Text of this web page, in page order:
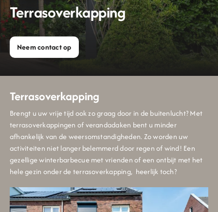
Projecten
Terrasoverkapping
Neem contact op
Terrasoverkapping
Brengt u uw vrije tijd ook zo graag door in de buitenlucht? Met
terrasoverkappingen of verandadaken bent u minder
afhankelijk van de weersomstandigheden. Zo worden uw
activiteiten niet langer belemmerd door regen of wind! Een
gezellige winterbarbecue met vrienden of een ontbijt met het
hele gezin onder de terrasoverkapping, heerlijk toch?